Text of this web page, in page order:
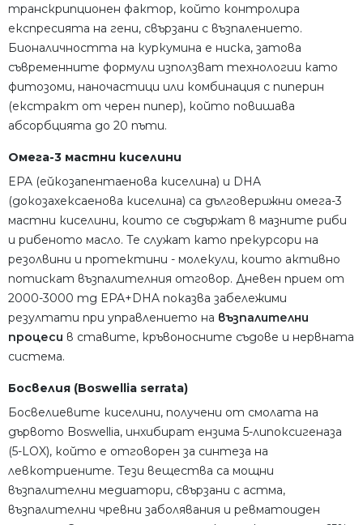
транскрипционен фактор, който контролира
експресията на гени, свързани с възпалението.
Бионаличността на куркумина е ниска, затова
съвременните формули използват технологии като
фитозоми, наночастици или комбинация с пиперин
(екстракт от черен пипер), който повишава
абсорбцията до 20 пъти.
Омега-3 мастни киселини
EPA (ейкозапентаенова киселина) и DHA
(докозахексаенова киселина) са дълговерижни омега-3
мастни киселини, които се съдържат в мазните риби
и рибеното масло. Те служат като прекурсори на
резолвини и протектини - молекули, които активно
потискат възпалителния отговор. Дневен прием от
2000-3000 mg EPA+DHA показва забележими
резултати при управлението на възпалителни
процеси в ставите, кръвоносните съдове и нервната
система.
Босвелия (Boswellia serrata)
Босвелиевите киселини, получени от смолата на
дървото Boswellia, инхибират ензима 5-липоксигеназа
(5-LOX), който е отговорен за синтеза на
левкотриените. Тези вещества са мощни
възпалителни медиатори, свързани с астма,
възпалителни чревни заболявания и ревматоиден